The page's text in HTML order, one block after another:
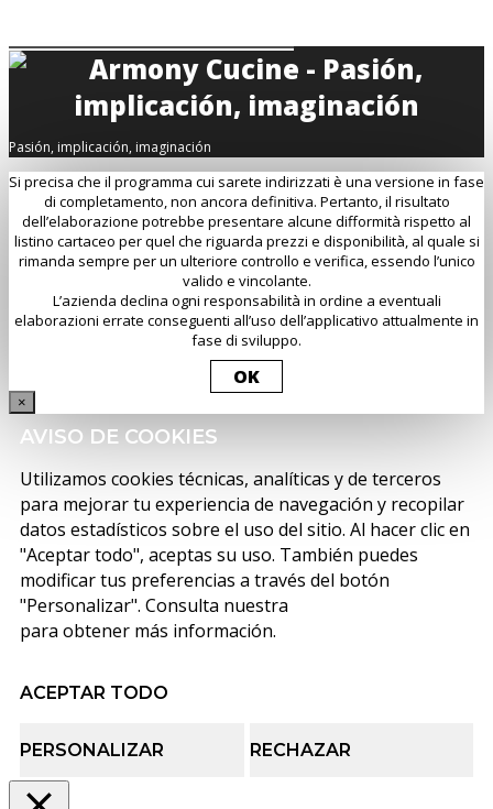
Pasión, implicación, imaginación
Si precisa che il programma cui sarete indirizzati è una versione in fase
di completamento, non ancora definitiva. Pertanto, il risultato
dell’elaborazione potrebbe presentare alcune difformità rispetto al
listino cartaceo per quel che riguarda prezzi e disponibilità, al quale si
rimanda sempre per un ulteriore controllo e verifica, essendo l’unico
valido e vincolante.
L’azienda declina ogni responsabilità in ordine a eventuali
elaborazioni errate conseguenti all’uso dell’applicativo attualmente in
fase di sviluppo.
OK
×
AVISO DE COOKIES
Utilizamos cookies técnicas, analíticas y de terceros
para mejorar tu experiencia de navegación y recopilar
datos estadísticos sobre el uso del sitio. Al hacer clic en
"Aceptar todo", aceptas su uso. También puedes
modificar tus preferencias a través del botón
"Personalizar". Consulta nuestra
para obtener más información.
ACEPTAR TODO
PERSONALIZAR RECHAZAR